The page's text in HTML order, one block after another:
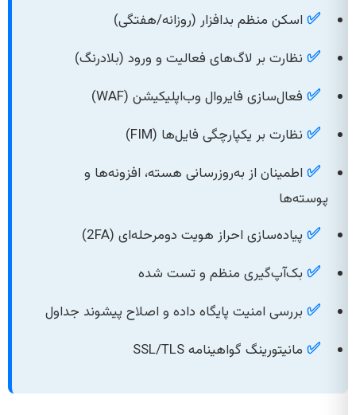
✅ اسکن منظم بدافزار (روزانه/هفتگی)
✅ نظارت بر لاگ‌های فعالیت و ورود (بلادرنگ)
✅ فعال‌سازی فایروال وب‌اپلیکیشن (WAF)
✅ نظارت بر یکپارچگی فایل‌ها (FIM)
✅ اطمینان از به‌روزرسانی هسته، افزونه‌ها و
پوسته‌ها
✅ پیاده‌سازی احراز هویت دومرحله‌ای (2FA)
✅ بک‌آپ‌گیری منظم و تست شده
✅ بررسی امنیت پایگاه داده و اصلاح پیشوند جداول
✅ مانیتورینگ گواهینامه SSL/TLS